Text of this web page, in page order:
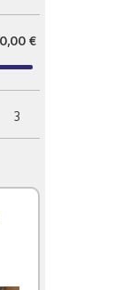
€
3